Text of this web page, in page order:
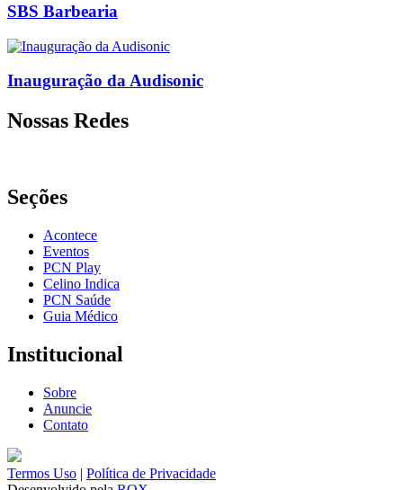
SBS Barbearia
Inauguração da Audisonic
Nossas Redes
Seções
Acontece
Eventos
PCN Play
Celino Indica
PCN Saúde
Guia Médico
Institucional
Sobre
Anuncie
Contato
Termos Uso | Política de Privacidade